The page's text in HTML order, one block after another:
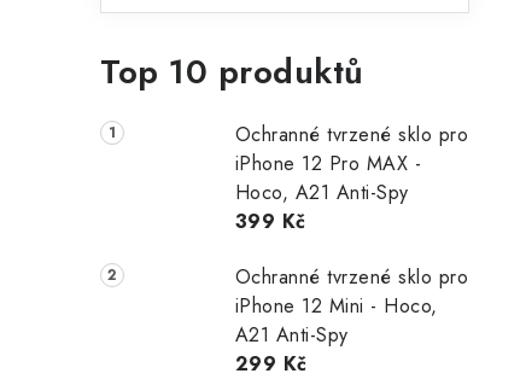
Top 10 produktů
Ochranné tvrzené sklo pro
iPhone 12 Pro MAX -
Hoco, A21 Anti-Spy
399 Kč
Ochranné tvrzené sklo pro
iPhone 12 Mini - Hoco,
A21 Anti-Spy
299 Kč